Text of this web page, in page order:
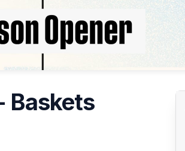
Baskets